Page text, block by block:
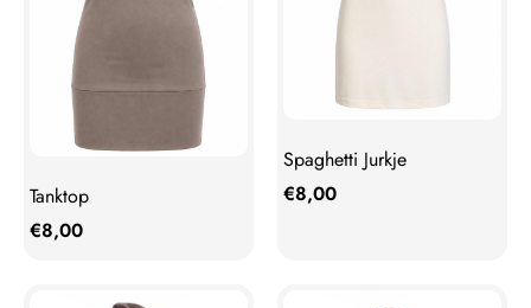
Tanktop
€8,00
Spaghetti Jurkje
€8,00